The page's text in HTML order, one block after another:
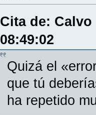
Cita de: Calvo
08:49:02
Quizá el
que tú
ha repetido